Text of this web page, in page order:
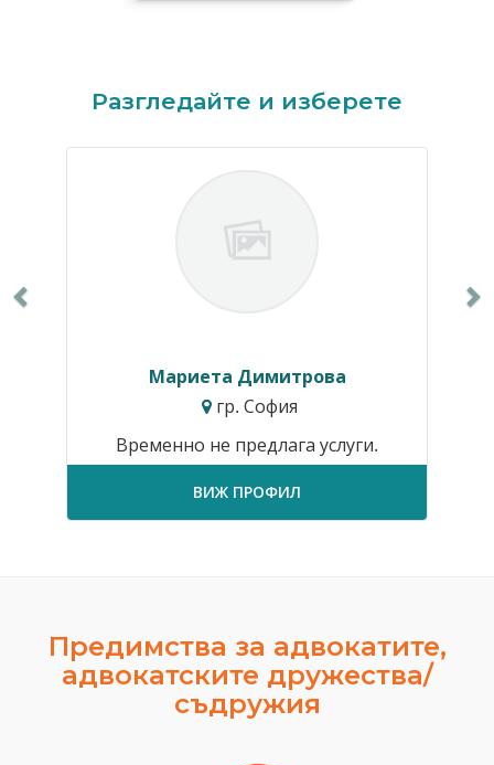
Разгледайте и изберете
Мариета Димитрова
гр. София
Временно не предлага услуги.
ВИЖ ПРОФИЛ
Предимства за адвокатите,
адвокатските дружества/
съдружия